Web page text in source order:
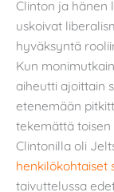
Clinton ja hänen
uskoivat
hyväksyntä
Kun
aiheutti ajoittain
etenemään
tekemättä toisen
Clintonilla oli
henkilökohtaiset
taivuttelussa